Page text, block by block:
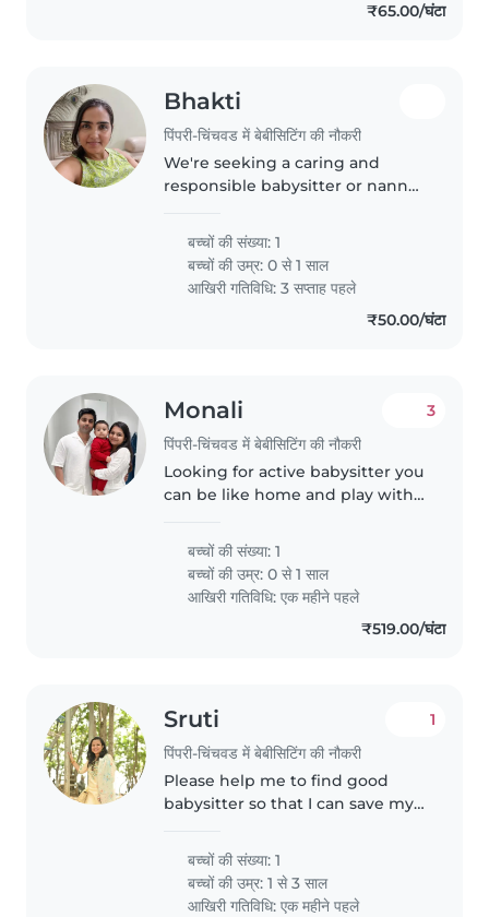
₹65.00/घंटा
Bhakti
पिंपरी-चिंचवड में बेबीसिटिंग की नौकरी
We're seeking a caring and
responsible babysitter or nanny
and energetic baby at our home.
We prefer someone comfortable
with light chores and..
बच्चों की संख्या: 1
बच्चों की उम्र:0 से 1 साल
आखिरी गतिविधि: 3 सप्ताह पहले
₹50.00/घंटा
Monali
पिंपरी-चिंचवड में बेबीसिटिंग की नौकरी
3
Looking for active babysitter you
can be like home and play with
बच्चों की संख्या: 1
बच्चों की उम्र:0 से 1 साल
आखिरी गतिविधि: एक महीने पहले
₹519.00/घंटा
Sruti
पिंपरी-चिंचवड में बेबीसिटिंग की नौकरी
1
Please help me to find good
babysitter so that I can save my
people me my husband and a
kid. Sometimes our parents visits
बच्चों की संख्या: 1
बच्चों की उम्र:1 से 3 साल
आखिरी गतिविधि: एक महीने पहले